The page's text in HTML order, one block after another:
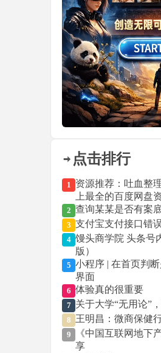
点击排行
1 资源推荐：吐血整
上最全的百度网盘
2 查询某某是否有案
3 支付宝支付接口错
4 馒头商学院 头条号
版）
5 小程序 | 在首页判
界面
6 体验真的很重要
7 关于大学“无用论”
8 王明昌：微商保健
9
《中国互联网地下
享